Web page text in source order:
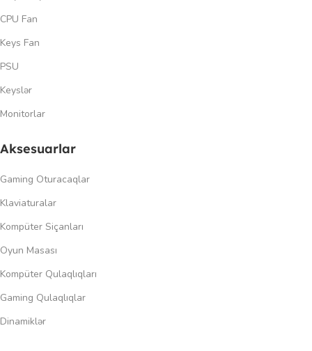
CPU Fan
Keys Fan
PSU
Keyslər
Monitorlar
Aksesuarlar
Gaming Oturacaqlar
Klaviaturalar
Kompüter Siçanları
Oyun Masası
Kompüter Qulaqlıqları
Gaming Qulaqlıqlar
Dinamiklər